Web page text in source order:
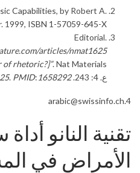
Capabilities, by Robert A.
1999, ISBN 1-57059-645-X
Editorial.
articles/nmat1625
of rhetoric?]”
ع. 4: 243.
. PMID:1658292
4.
arabic@swissinfo.ch
تقنية النانو
الأمراض في